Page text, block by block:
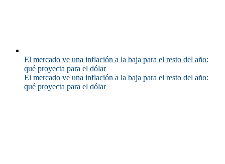
El mercado ve una inflación a la baja para el resto del año:
qué proyecta para el dólar
El mercado ve una inflación a la baja para el resto del año:
qué proyecta para el dólar